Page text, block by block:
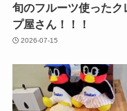
旬のフルーツ使ったク
プ屋さん！！！
2026-07-15